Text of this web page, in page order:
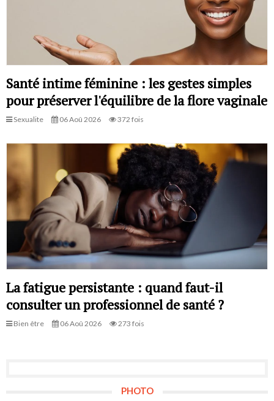
Santé intime féminine : les gestes simples
pour préserver l'équilibre de la flore vaginale
Sexualite 06 Aoû 2026 372 fois
La fatigue persistante : quand faut-il
consulter un professionnel de santé ?
Bien être 06 Aoû 2026 273 fois
PHOTO